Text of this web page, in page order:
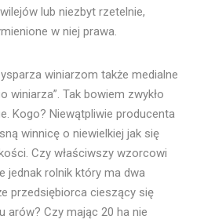
lub niezbyt rzetelnie,
w niej prawa.
winiarzom także medialne
winiarza”. Tak bowiem zwykło
Kogo? Niewątpliwie producenta
winnicę o niewielkiej jak się
Czy właściwszy wzorcowi
jednak rolnik który ma dwa
przedsiębiorca cieszący się
arów? Czy mając 20 ha nie